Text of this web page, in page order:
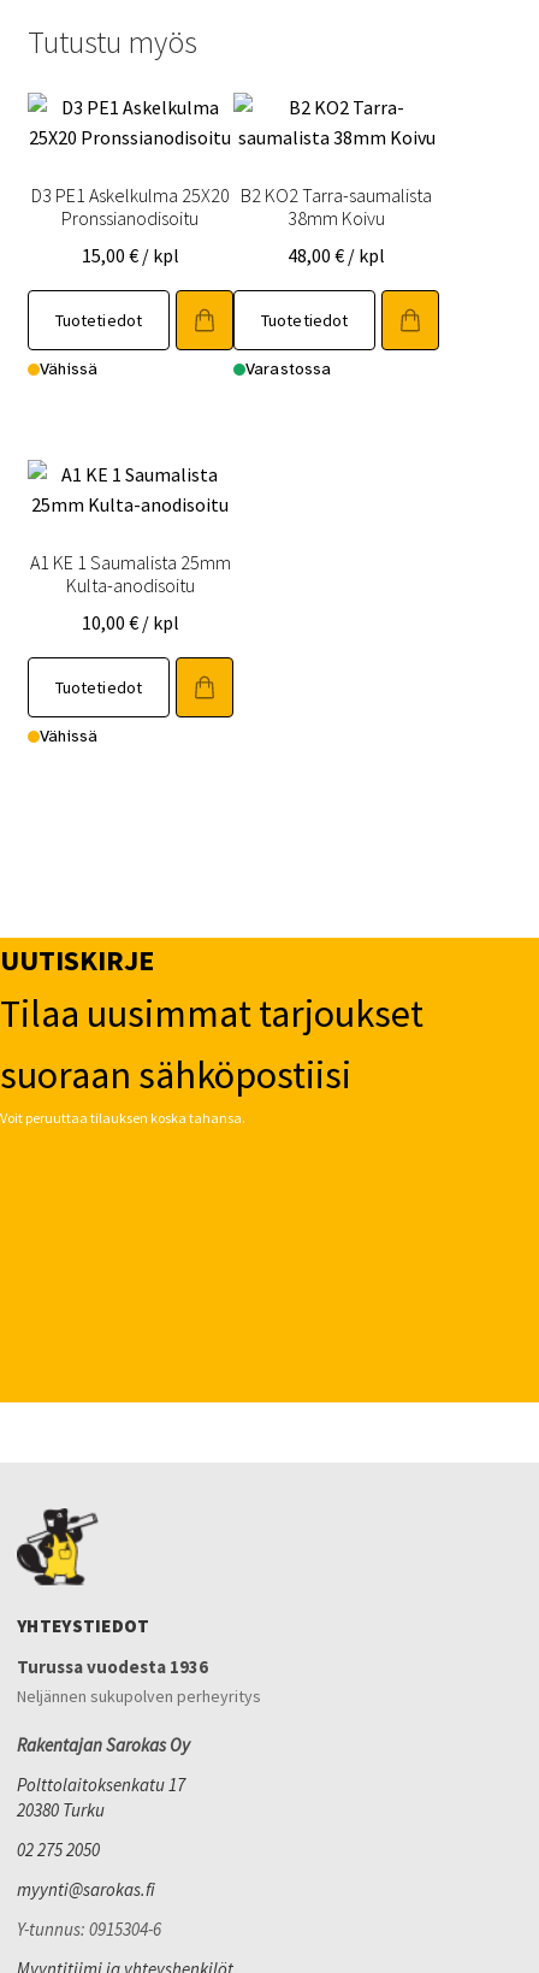
Tutustu myös
D3 PE1 Askelkulma 25X20
Pronssianodisoitu
15,00 € / kpl
Tuotetiedot
Vähissä
B2 KO2 Tarra-saumalista
38mm Koivu
48,00€ / kpl
Tuotetiedot
Varastossa
A1 KE 1 Saumalista 25mm
Kulta-anodisoitu
10,00 € / kpl
Tuotetiedot
Vähissä
UUTISKIRJE
Tilaa uusimmat tarjoukset
suoraan sähköpostiisi
Voit peruuttaa tilauksen koska tahansa.
YHTEYSTIEDOT
Turussa vuodesta 1936
Neljännen sukupolven perheyritys
Rakentajan Sarokas Oy
Polttolaitoksenkatu 17
20380 Turku
02 275 2050
myynti@sarokas.fi
Y-tunnus: 0915304-6